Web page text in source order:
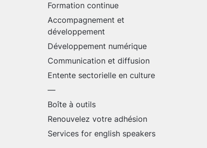
Formation continue
Accompagnement et
développement
Développement numérique
Communication et diffusion
Entente sectorielle en culture
—
Boîte à outils
Renouvelez votre adhésion
Services for english speakers